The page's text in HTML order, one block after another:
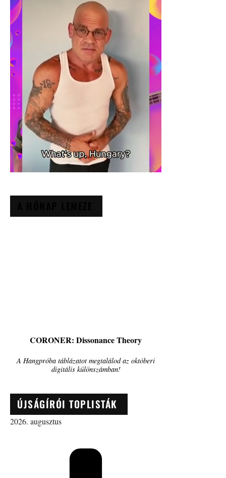
CORONER: Dissonance Theory
A Hangpróba táblázatot megtalálod az októberi
digitális különszámban!
ÚJSÁGÍRÓI TOPLISTÁK
2026. augusztus